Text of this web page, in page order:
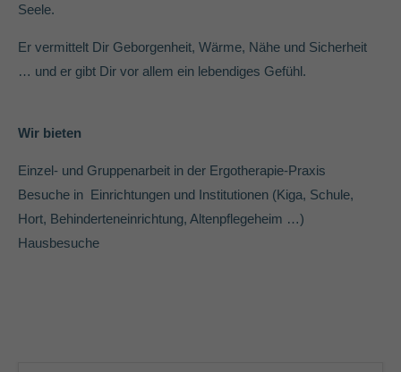
About us
ridiculus mus. Donec quam felis, ultricies nec.
Seele.
Er vermittelt Dir Geborgenheit, Wärme, Nähe und Sicherheit
… und er gibt Dir vor allem ein lebendiges Gefühl.
Wir bieten
Einzel- und Gruppenarbeit in der Ergotherapie-Praxis
Besuche in Einrichtungen und Institutionen (Kiga, Schule,
Hort, Behinderteneinrichtung, Altenpflegeheim …)
Hausbesuche